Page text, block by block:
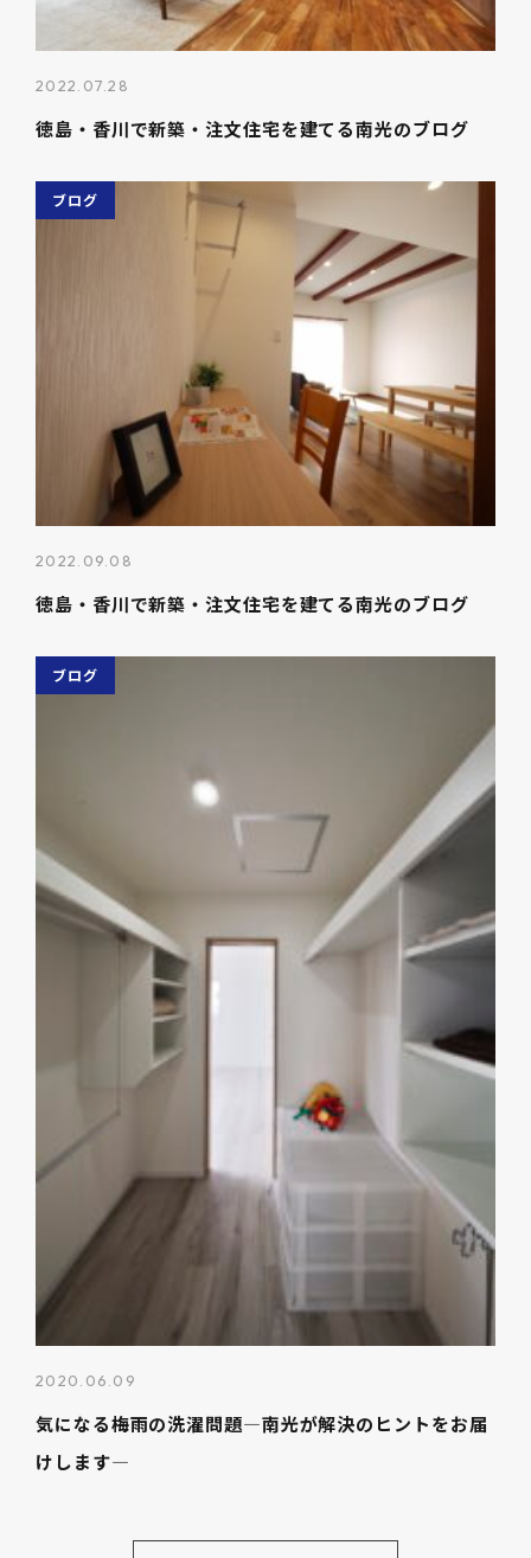
2022.07.28
徳島・香川で新築・注文住宅を建てる南光のブログ
ブログ
2022.09.08
徳島・香川で新築・注文住宅を建てる南光のブログ
ブログ
2020.06.09
気になる梅雨の洗濯問題―南光が解決のヒントをお届
けします―